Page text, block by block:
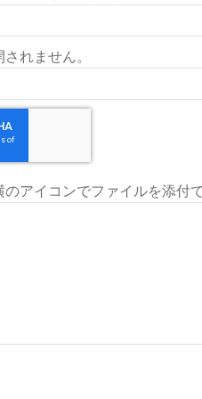
されません。
のアイコンでファイルを添付